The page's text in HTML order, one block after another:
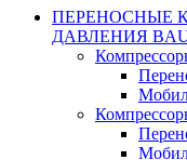
ПЕРЕНОСНЫЕ
ДАВЛЕНИЯ